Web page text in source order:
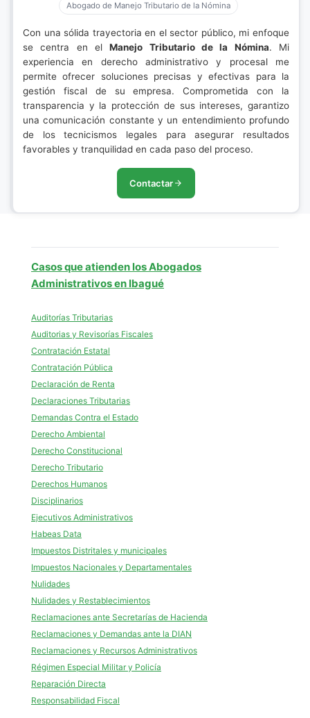
Abogado de Manejo Tributario de la Nómina
Con una sólida trayectoria en el sector público, mi enfoque
se centra en elManejo Tributario de la Nómina. Mi
experiencia en derecho administrativo y procesal me
permite ofrecer soluciones precisas y efectivas para la
gestión fiscal de su empresa. Comprometida con la
transparencia y la protección de sus intereses, garantizo
una comunicación constante y un entendimiento profundo
de los tecnicismos legales para asegurar resultados
favorables y tranquilidad en cada paso del proceso.
Contactar
Casos que atienden los Abogados
Administrativos en Ibagué
Auditorías Tributarias
Auditorias y Revisorías Fiscales
Contratación Estatal
Contratación Pública
Declaración de Renta
Declaraciones Tributarias
Demandas Contra el Estado
Derecho Ambiental
Derecho Constitucional
Derecho Tributario
Derechos Humanos
Disciplinarios
Ejecutivos Administrativos
Habeas Data
Impuestos Distritales y municipales
Impuestos Nacionales y Departamentales
Nulidades
Nulidades y Restablecimientos
Reclamaciones ante Secretarías de Hacienda
Reclamaciones y Demandas ante la DIAN
Reclamaciones y Recursos Administrativos
Régimen Especial Militar y Policía
Reparación Directa
Responsabilidad Fiscal